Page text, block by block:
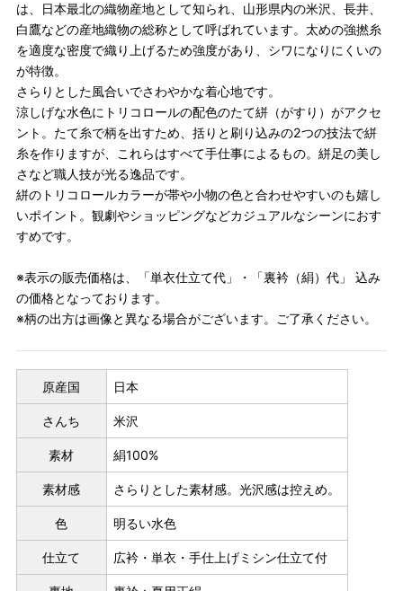
は、日本最北の織物産地として知られ、山形県内の米沢、長井、
白鷹などの産地織物の総称として呼ばれています。太めの強撚糸
を適度な密度で織り上げるため強度があり、シワになりにくいの
が特徴。
さらりとした風合いでさわやかな着心地です。
涼しげな水色にトリコロールの配色のたて絣（がすり）がアクセ
ント。たて糸で柄を出すため、括りと刷り込みの2つの技法で絣
糸を作りますが、これらはすべて手仕事によるもの。絣足の美し
さなど職人技が光る逸品です。
絣のトリコロールカラーが帯や小物の色と合わせやすいのも嬉し
いポイント。観劇やショッピングなどカジュアルなシーンにおす
すめです。
※表示の販売価格は、「単衣仕立て代」・「裏衿（絹）代」 込み
の価格となっております。
※柄の出方は画像と異なる場合がございます。ご了承ください。
原産国 日本
さんち 米沢
素材 絹100%
素材感 さらりとした素材感。光沢感は控えめ。
色 明るい水色
仕立て 広衿・単衣・手仕上げミシン仕立て付